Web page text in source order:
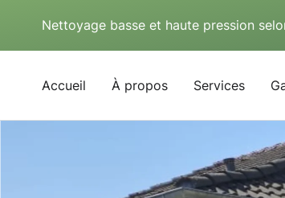
Nettoyage basse et haute pression
Accueil À propos Services